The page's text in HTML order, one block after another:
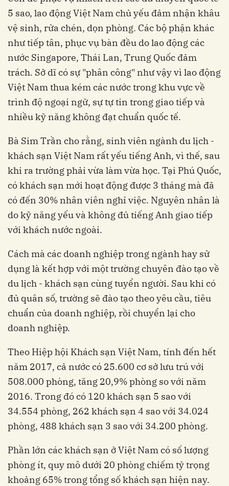
5 sao, lao động Việt Nam chủ yếu đảm nhận khâu
vệ sinh, rửa chén, dọn phòng. Các bộ phận khác
như tiếp tân, phục vụ bàn đều do lao động các
nước Singapore, Thái Lan, Trung Quốc đảm
trách. Sở dĩ có sự "phân công" như vậy vì lao động
Việt Nam thua kém các nước trong khu vực về
trình độ ngoại ngữ, sự tự tin trong giao tiếp và
nhiều kỹ năng không đạt chuẩn quốc tế.
Bà Sim Trần cho rằng, sinh viên ngành du lịch -
khách sạn Việt Nam rất yếu tiếng Anh, vì thế, sau
khi ra trường phải vừa làm vừa học. Tại Phú Quốc,
có khách sạn mới hoạt động được 3 tháng mà đã
có đến 30% nhân viên nghỉ việc. Nguyên nhân là
do kỹ năng yếu và không đủ tiếng Anh giao tiếp
với khách nước ngoài.
Cách mà các doanh nghiệp trong ngành hay sử
dụng là kết hợp với một trường chuyên đào tạo về
du lịch - khách sạn cùng tuyển người. Sau khi có
đủ quân số, trường sẽ đào tạo theo yêu cầu, tiêu
chuẩn của doanh nghiệp, rồi chuyển lại cho
doanh nghiệp.
Theo Hiệp hội Khách sạn Việt Nam, tính đến hết
năm 2017, cả nước có 25.600 cơ sở lưu trú với
508.000 phòng, tăng 20,9% phòng so với năm
2016. Trong đó có 120 khách sạn 5 sao với
34.554 phòng, 262 khách sạn 4 sao với 34.024
phòng, 488 khách sạn 3 sao với 34.200 phòng.
Phần lớn các khách sạn ở Việt Nam có số lượng
phòng ít, quy mô dưới 20 phòng chiếm tỷ trọng
khoảng 65% trong tổng số khách sạn hiện nay.